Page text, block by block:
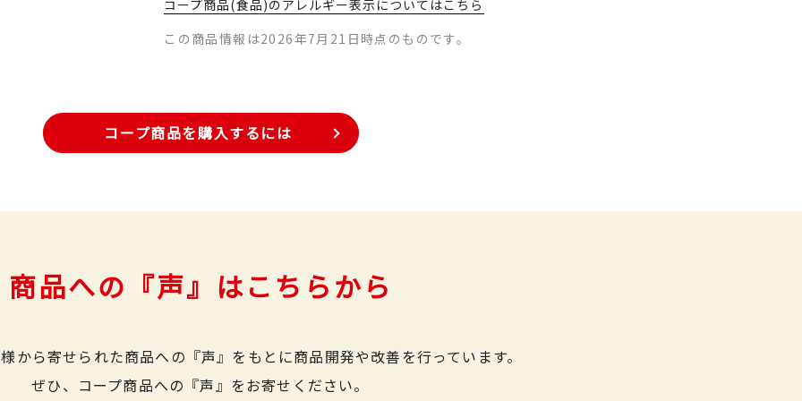
コープ商品(食品)のアレルギー表示についてはこちら
この商品情報は2026年7月21日時点のものです。
コープ商品を購入するには
商品への『声』はこちらから
から寄せられた商品への『声』をもとに商品開発や改善を行っています。
ぜひ、コープ商品への『声』をお寄せください。